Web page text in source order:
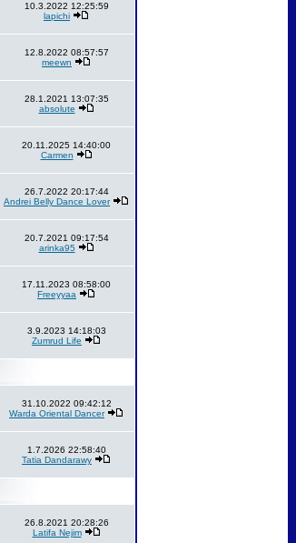
10.3.2022 12:25:59
lapichi
12.8.2022 08:57:57
meewn
28.1.2021 13:07:35
absolute
20.11.2025 14:40:00
Carmen
26.7.2022 20:17:44
Andrei Belly Dance Lover
20.7.2021 09:17:54
arinka95
17.11.2023 08:58:00
Freeyyaa
3.9.2023 14:18:03
Zumrud Life
31.10.2022 09:42:12
Warda Oriental Dancer
1.7.2026 22:58:40
Tatia Dandarawy
26.8.2021 20:28:26
Latifa Nejim